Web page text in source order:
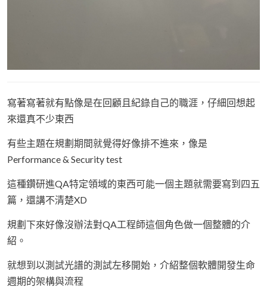
寫著寫著就有點像是在回顧且紀錄自己的職涯，仔細回想起
來還真不少東西
有些主題在規劃期間就覺得好像排不進來，像是
Performance & Security test
這種鑽研進QA特定領域的東西可能一個主題就需要寫到四五
篇，還講不清楚XD
規劃下來好像沒辦法對QA工程師這個角色做一個整體的介
紹。
就想到以測試光譜的測試左移開始，介紹整個軟體開發生命
週期的架構與流程